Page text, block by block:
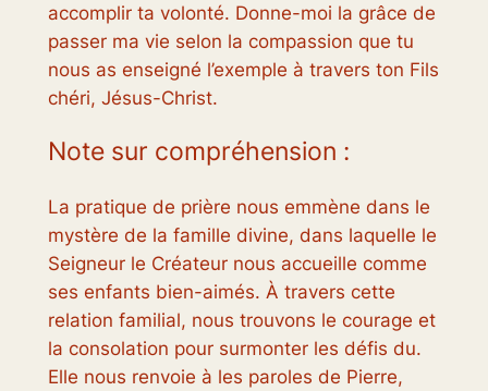
accomplir ta volonté. Donne-moi la grâce de
passer ma vie selon la compassion que tu
nous as enseigné l’exemple à travers ton Fils
chéri, Jésus-Christ.
Note sur compréhension :
La pratique de prière nous emmène dans le
mystère de la famille divine, dans laquelle le
Seigneur le Créateur nous accueille comme
ses enfants bien-aimés. À travers cette
relation familial, nous trouvons le courage et
la consolation pour surmonter les défis du.
Elle nous renvoie à les paroles de Pierre,